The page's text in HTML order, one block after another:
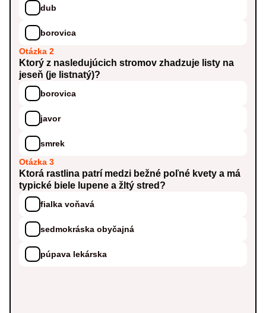
dub
borovica
Otázka 2
Ktorý z nasledujúcich stromov zhadzuje listy na
jeseň (je listnatý)?
borovica
javor
smrek
Otázka 3
Ktorá rastlina patrí medzi bežné poľné kvety a má
typické biele lupene a žltý stred?
fialka voňavá
sedmokráska obyčajná
púpava lekárska